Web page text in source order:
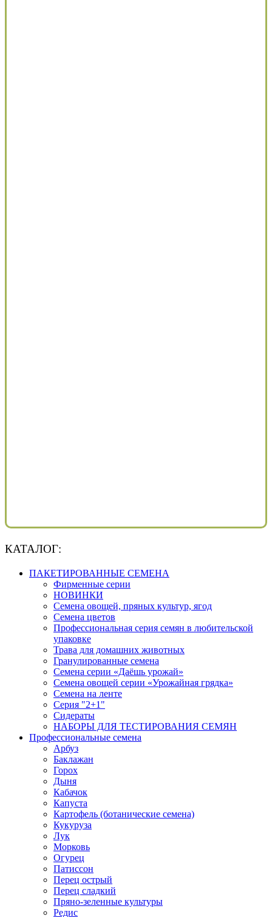
КАТАЛОГ:
ПАКЕТИРОВАННЫЕ СЕМЕНА
Фирменные серии
НОВИНКИ
Семена овощей, пряных культур, ягод
Семена цветов
Профессиональная серия семян в любительской
упаковке
Трава для домашних животных
Гранулированные семена
Семена серии «Даёшь урожай»
Семена овощей серии «Урожайная грядка»
Семена на ленте
Серия "2+1"
Сидераты
НАБОРЫ ДЛЯ ТЕСТИРОВАНИЯ СЕМЯН
Профессиональные семена
Арбуз
Баклажан
Горох
Дыня
Кабачок
Капуста
Картофель (ботанические семена)
Кукуруза
Лук
Морковь
Огурец
Патиссон
Перец острый
Перец сладкий
Пряно-зеленные культуры
Редис